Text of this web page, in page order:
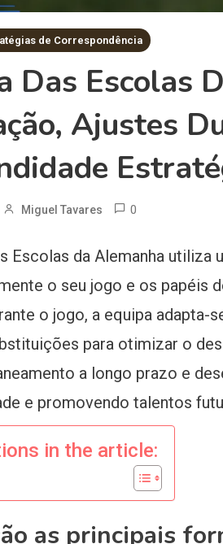
de Correspondência
Das Escolas
Ajustes
Miguel Tavares 0
Escolas da Alemanha
o seu jogo e os papéis
o jogo, a equipa adapta-
para otimizar o
a longo prazo e
e promovendo talentos
in the article:
as principais